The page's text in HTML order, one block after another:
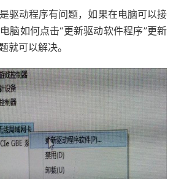
驱动程序有问题，如果在电脑可以接
脑如何点击“更新驱动软件程序”更新
就可以解决。